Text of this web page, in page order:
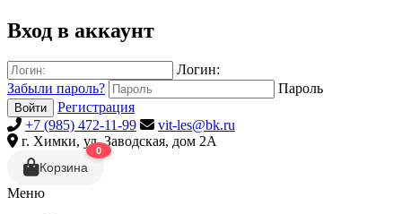
Вход в аккаунт
Логин:
Забыли пароль?
Пароль
Войти
Регистрация
+7 (985) 472-11-99
vit-les@bk.ru
г. Химки, ул. Заводская, дом 2А
Корзина
0
Меню